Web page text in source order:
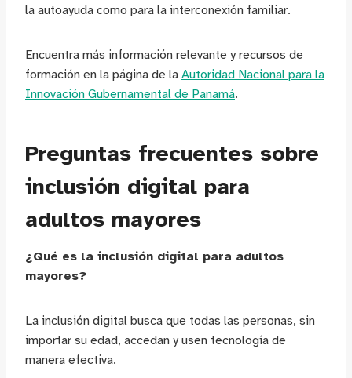
la autoayuda como para la interconexión familiar.
Encuentra más información relevante y recursos de
formación en la página de la Autoridad Nacional para la
Innovación Gubernamental de Panamá.
Preguntas frecuentes sobre
inclusión digital para
adultos mayores
¿Qué es la inclusión digital para adultos
mayores?
La inclusión digital busca que todas las personas, sin
importar su edad, accedan y usen tecnología de
manera efectiva.